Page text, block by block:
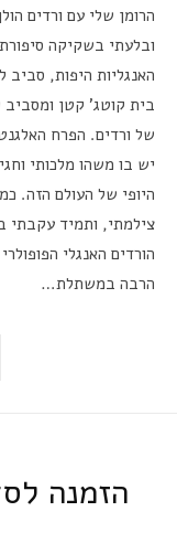
הרומן שלי עם ורדים
ובלעתי בשקיקה
האנגליות היפות,
בית קוטג’ קטן ומסביב
של ורדים. הפרח
יש בו משהו מלכותי
היופי של העולם הזה.
הורדים האנגלי
הרבה במשתלת…
הזמנה